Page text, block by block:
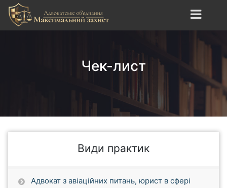
i
t
послуги, кримінальне,Чек-лист
Види практик
Адвокат з авіаційних питань, юрист в сфері